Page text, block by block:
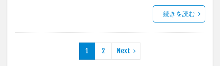
続きを読む
1 2 Next